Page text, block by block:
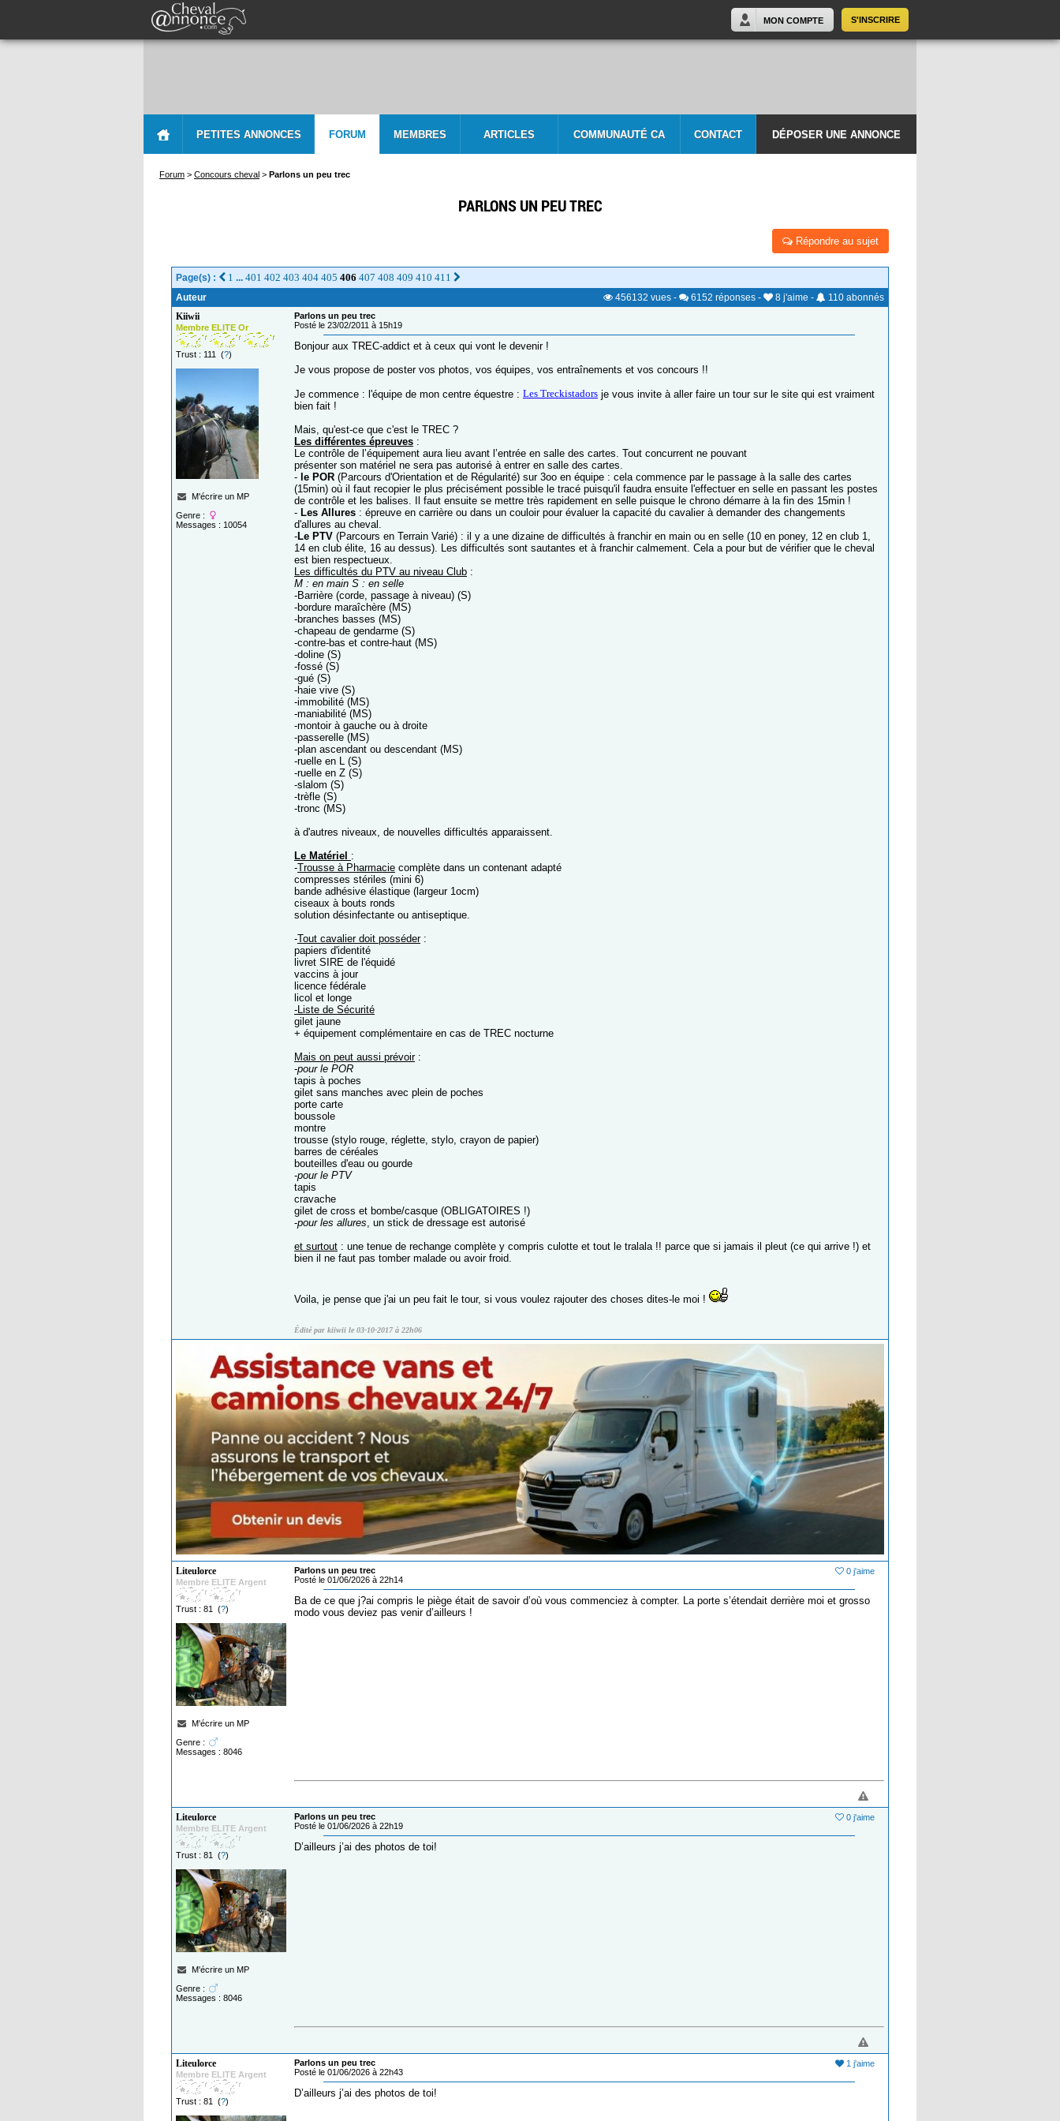
S'INSCRIRE
MON COMPTE
PETITES ANNONCES FORUM MEMBRES ARTICLES COMMUNAUTÉ CA CONTACT DÉPOSER UNE ANNONCE
Forum > Concours cheval > Parlons un peu trec
PARLONS UN PEU TREC
Répondre au sujet
Page(s) : 1 ... 401 402 403 404 405 406 407 408 409 410 411
Auteur 456132 vues - 6152 réponses - 8 j'aime - 110 abonnés
Kiiwii
Membre ELITE Or
Trust : 111 (?)
M'écrire un MP
Genre :
Messages : 10054
Parlons un peu trec
Posté le 23/02/2011 à 15h19
Bonjour aux TREC-addict et à ceux qui vont le devenir !
Je vous propose de poster vos photos, vos équipes, vos entraînements et vos concours !!
Je commence : l'équipe de mon centre équestre : Les Treckistadors je vous invite à aller faire un tour sur le site qui est vraiment
bien fait !
Mais, qu'est-ce que c'est le TREC ?
Les différentes épreuves :
Le contrôle de l’équipement aura lieu avant l’entrée en salle des cartes. Tout concurrent ne pouvant
présenter son matériel ne sera pas autorisé à entrer en salle des cartes.
- le POR (Parcours d'Orientation et de Régularité) sur 3oo en équipe : cela commence par le passage à la salle des cartes
(15min) où il faut recopier le plus précisément possible le tracé puisqu'il faudra ensuite l'effectuer en selle en passant les postes
de contrôle et les balises. Il faut ensuite se mettre très rapidement en selle puisque le chrono démarre à la fin des 15min !
- Les Allures : épreuve en carrière ou dans un couloir pour évaluer la capacité du cavalier à demander des changements
d'allures au cheval.
-Le PTV (Parcours en Terrain Varié) : il y a une dizaine de difficultés à franchir en main ou en selle (10 en poney, 12 en club 1,
14 en club élite, 16 au dessus). Les difficultés sont sautantes et à franchir calmement. Cela a pour but de vérifier que le cheval
est bien respectueux.
Les difficultés du PTV au niveau Club :
M : en main S : en selle
-Barrière (corde, passage à niveau) (S)
-bordure maraîchère (MS)
-branches basses (MS)
-chapeau de gendarme (S)
-contre-bas et contre-haut (MS)
-doline (S)
-fossé (S)
-gué (S)
-haie vive (S)
-immobilité (MS)
-maniabilité (MS)
-montoir à gauche ou à droite
-passerelle (MS)
-plan ascendant ou descendant (MS)
-ruelle en L (S)
-ruelle en Z (S)
-slalom (S)
-trèfle (S)
-tronc (MS)
à d'autres niveaux, de nouvelles difficultés apparaissent.
Le Matériel :
-Trousse à Pharmacie complète dans un contenant adapté
compresses stériles (mini 6)
bande adhésive élastique (largeur 1ocm)
ciseaux à bouts ronds
solution désinfectante ou antiseptique.
-Tout cavalier doit posséder:
papiers d'identité
livret SIRE de l'équidé
vaccins à jour
licence fédérale
licol et longe
-Liste de Sécurité
gilet jaune
+ équipement complémentaire en cas de TREC nocturne
Mais on peut aussi prévoir:
-pour le POR
tapis à poches
gilet sans manches avec plein de poches
porte carte
boussole
montre
trousse (stylo rouge, réglette, stylo, crayon de papier)
barres de céréales
bouteilles d'eau ou gourde
-pour le PTV
tapis
cravache
gilet de cross et bombe/casque (OBLIGATOIRES !)
-pour les allures, un stick de dressage est autorisé
et surtout : une tenue de rechange complète y compris culotte et tout le tralala !! parce que si jamais il pleut (ce qui arrive !) et
bien il ne faut pas tomber malade ou avoir froid.
Voila, je pense que j'ai un peu fait le tour, si vous voulez rajouter des choses dites-le moi !
Édité par kiiwii le 03-10-2017 à 22h06
Liteulorce
Membre ELITE Argent
Trust : 81 (?)
M'écrire un MP
Genre :
Messages : 8046
0 j'aime
Parlons un peu trec
Posté le 01/06/2026 à 22h14
Ba de ce que j?ai compris le piège était de savoir d’où vous commenciez à compter. La porte s’étendait derrière moi et grosso
modo vous deviez pas venir d’ailleurs !
Liteulorce
Membre ELITE Argent
Trust : 81 (?)
M'écrire un MP
Genre :
Messages : 8046
0 j'aime
Parlons un peu trec
Posté le 01/06/2026 à 22h19
D’ailleurs j’ai des photos de toi!
Liteulorce
Membre ELITE Argent
Trust : 81 (?)
1 j'aime
Parlons un peu trec
Posté le 01/06/2026 à 22h43
D’ailleurs j’ai des photos de toi!